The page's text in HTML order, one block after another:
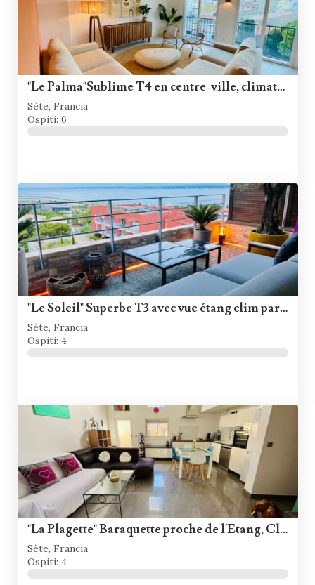
"Le Palma"Sublime T4 en centre-ville, climatisé, wifi
Sète, Francia
Ospiti: 6
"Le Soleil" Superbe T3 avec vue étang clim parking piscine
Sète, Francia
Ospiti: 4
"La Plagette" Baraquette proche de l'Etang, Clim
Sète, Francia
Ospiti: 4